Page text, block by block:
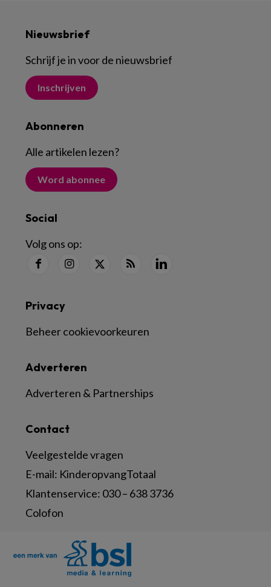
Nieuwsbrief
Schrijf je in voor de nieuwsbrief
Inschrijven
Abonneren
Alle artikelen lezen?
Word abonnee
Social
Volg ons op:
Contact
Veelgestelde vragen
E-mail: KinderopvangTotaal
Klantenservice: 030 – 638 3736
Colofon
Adverteren
Adverteren & Partnerships
Privacy
Beheer cookievoorkeuren